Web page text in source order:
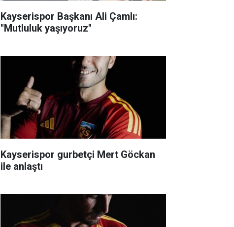
Kayserispor Başkanı Ali Çamlı:
"Mutluluk yaşıyoruz"
Kayserispor gurbetçi Mert Göckan
ile anlaştı